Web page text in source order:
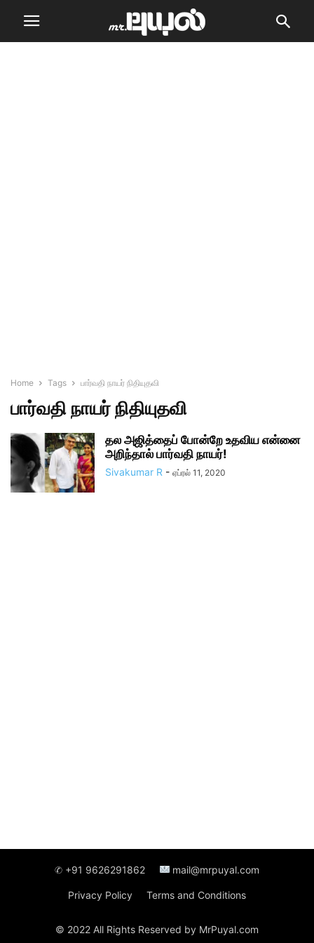
Home Tags பார்வதி நாயர் நிதியுதவி
பார்வதி நாயர் நிதியுதவி
தல அஜித்தைப் போன்றே உதவிய என்னை
அறிந்தால் பார்வதி நாயர்!
Sivakumar R - ஏப்ரல் 11, 2020
✆ +91 9626291862 mail@mrpuyal.com
Privacy Policy Terms and Conditions
© 2022 All Rights Reserved by MrPuyal.com